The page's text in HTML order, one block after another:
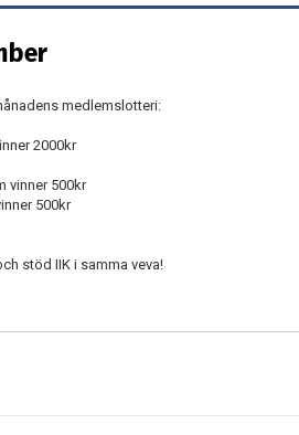
medlemslotteri:
2000kr
vinner 500kr
500kr
stöd IIK i samma veva!